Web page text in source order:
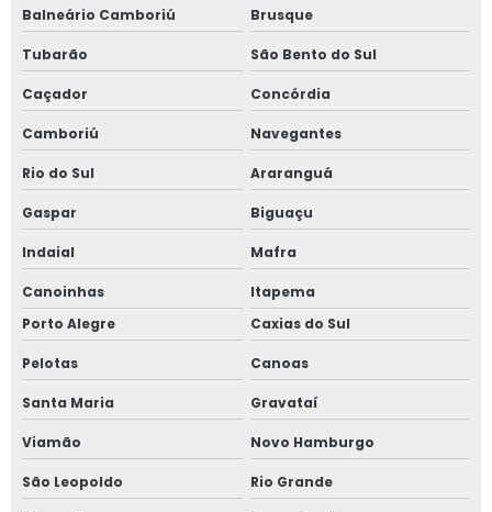
Serviço de adequação nr 10
Serviço de análise de risco de amônia
Serviço de detecção de amônia
Serviço de elaboração de prontuário nr 10
Serviço de inspeção de tubulação industrial
Serviço de inspeção em caldeiras
Serviço de inspeção em caldeiras e vasos de pressão
Serviço de inspeção em tubulações
Serviço de laudo e inspeção nr13
Serviço de projetos nr 12
Balneário Camboriú Brusque
Tubarão São Bento do Sul
Caçador Concórdia
Camboriú Navegantes
Rio do Sul Araranguá
Gaspar Biguaçu
Indaial Mafra
Canoinhas
Itapema
Porto Alegre
Caxias do Sul
Pelotas Canoas
Santa Maria Gravataí
Viamão Novo Hamburgo
São Leopoldo Rio Grande